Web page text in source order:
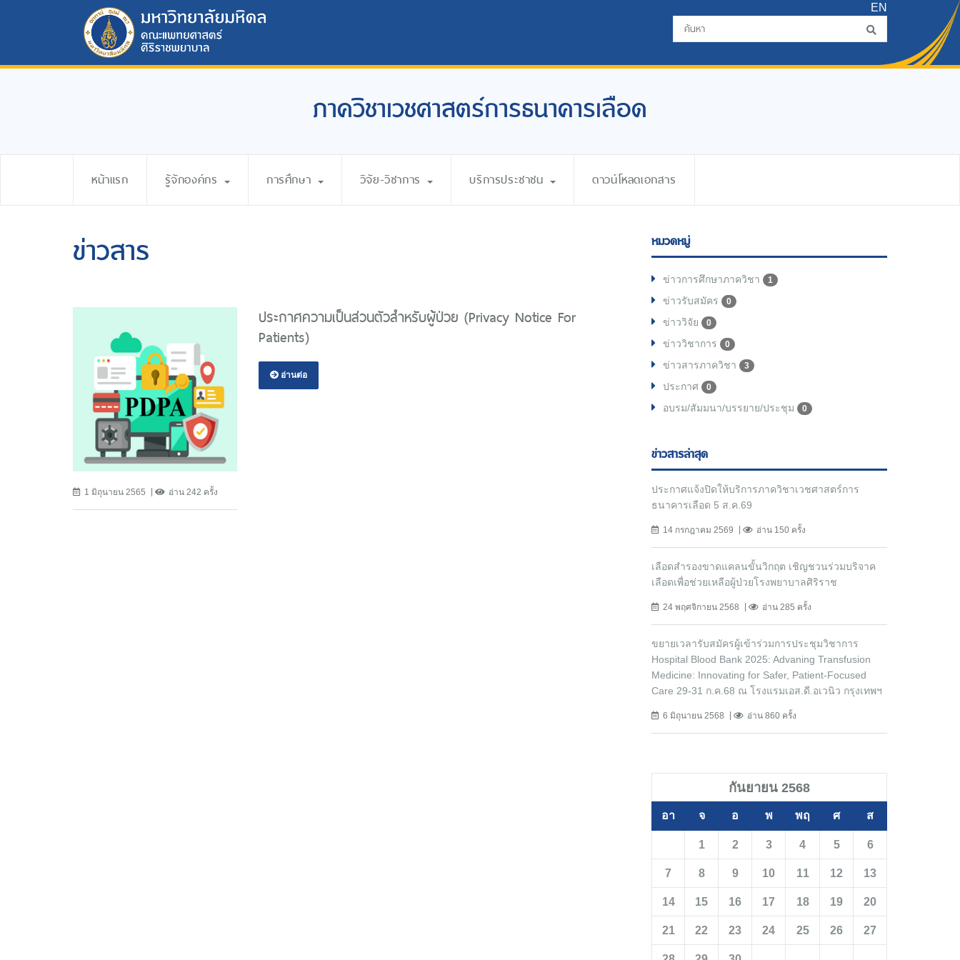
EN
ภาควิชาเวชศาสตร์การธนาคารเลือด
หน้าแรก รู้จักองค์กร การศึกษา วิจัย-วิชาการ บริการประชาชน ดาวน์โหลดเอกสาร
ข่าวสาร
1 มิถุนายน 2565 อ่าน 242 ครั้ง
ประกาศความเป็นส่วนตัวสำหรับผู้ป่วย (Privacy Notice For
Patients)
อ่านต่อ
หมวดหมู่
ข่าวการศึกษาภาควิชา 1
ข่าวรับสมัคร 0
ข่าววิจัย 0
ข่าววิชาการ 0
ข่าวสารภาควิชา 3
ประกาศ 0
อบรม/สัมมนา/บรรยาย/ประชุม 0
ข่าวสารล่าสุด
ประกาศแจ้งปิดให้บริการภาควิชาเวชศาสตร์การ
ธนาคารเลือด 5 ส.ค.69
14 กรกฎาคม 2569 อ่าน 150 ครั้ง
เลือดสำรองขาดแคลนขั้นวิกฤต เชิญชวนร่วมบริจาค
เลือดเพื่อช่วยเหลือผู้ป่วยโรงพยาบาลศิริราช
24 พฤศจิกายน 2568 อ่าน 285 ครั้ง
ขยายเวลารับสมัครผู้เข้าร่วมการประชุมวิชาการ
Hospital Blood Bank 2025: Advaning Transfusion
Medicine: Innovating for Safer, Patient-Focused
Care 29-31 ก.ค.68 ณ โรงแรมเอส.ดี.อเวนิว กรุงเทพฯ
6 มิถุนายน 2568 อ่าน 860 ครั้ง
กันยายน 2568
อา จ อ พ พฤ ศ ส
1 2 3 4 5 6
7 8 9 10 11 12 13
14 15 16 17 18 19 20
21 22 23 24 25 26 27